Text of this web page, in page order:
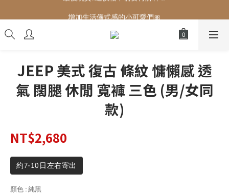
增加生活儀式感的小可愛們🎀
JEEP 美式 復古 條紋 慵懶感 透
氣 闊腿 休閒 寬褲 三色 (男/女同
款)
NT$2,680
約7-10日左右寄出
顏色 : 純黑